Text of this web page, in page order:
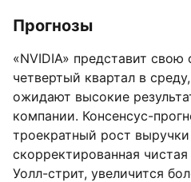
Прогнозы
«NVIDIA» представит свою
четвертый квартал в
ожидают высокие
компании. Консенсус-
троекратный рост
скорректированная
Уолл-стрит, увеличится